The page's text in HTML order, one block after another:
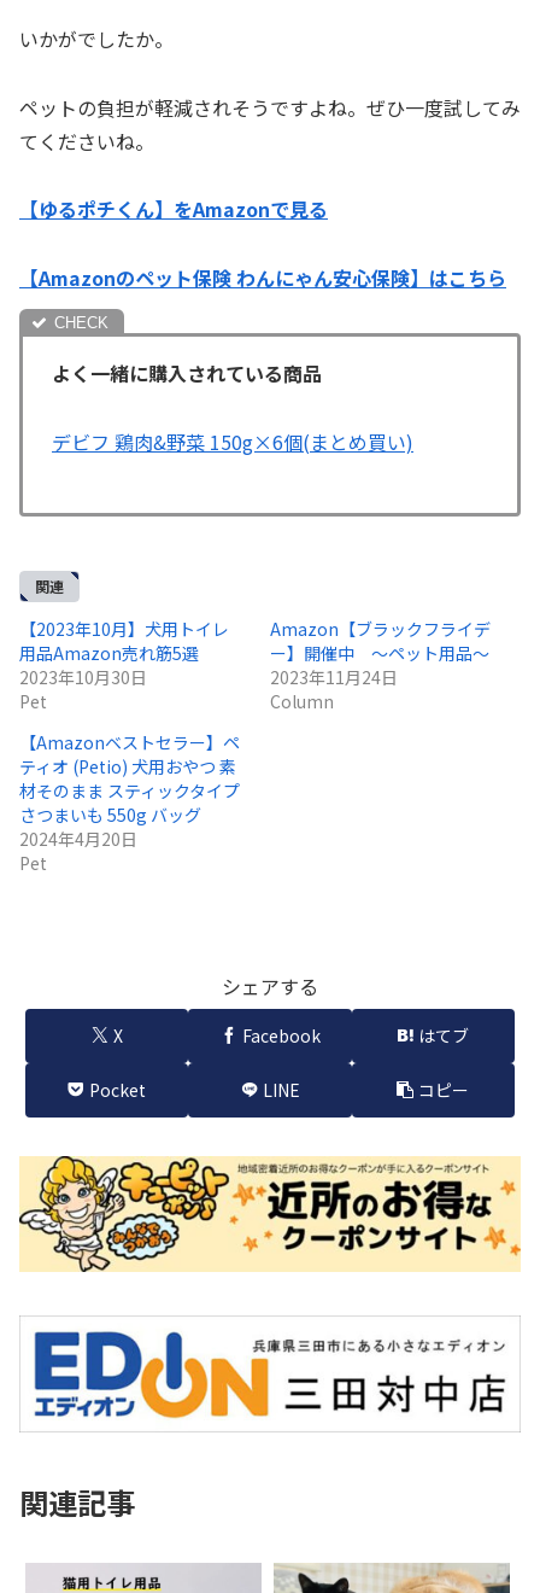
いかがでしたか。
ペットの負担が軽減されそうですよね。ぜひ一度試してみ
てくださいね。
【ゆるポチくん】をAmazonで見る
【Amazonのペット保険 わんにゃん安心保険】はこちら
よく一緒に購入されている商品
デビフ 鶏肉&野菜 150g×6個(まとめ買い)
関連
【2023年10月】犬用トイレ
用品Amazon売れ筋5選
2023年10月30日
Pet
Amazon【ブラックフライデ
ー】開催中 ～ペット用品～
2023年11月24日
Column
【Amazonベストセラー】ペ
ティオ (Petio) 犬用おやつ 素
材そのまま スティックタイプ
さつまいも 550g バッグ
2024年4月20日
Pet
シェアする
X Facebook はてブ
Pocket LINE コピー
関連記事